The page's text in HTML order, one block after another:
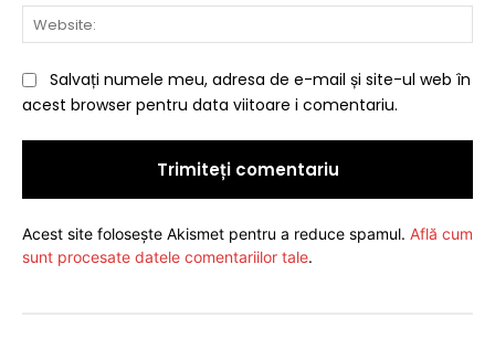
Salvați numele meu, adresa de e-mail și site-ul web în
acest browser pentru data viitoare i comentariu.
Acest site folosește Akismet pentru a reduce spamul. Află cum
sunt procesate datele comentariilor tale.